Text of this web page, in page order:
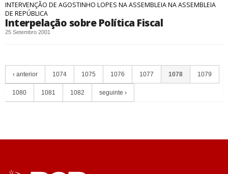
INTERVENÇÃO DE AGOSTINHO LOPES NA ASSEMBLEIA NA ASSEMBLEIA
DE REPÚBLICA
Interpelação sobre Política Fiscal
25 Setembro 2001
‹ anterior 1074 1075 1076 1077 1078 1079
1080 1081 1082 seguinte ›